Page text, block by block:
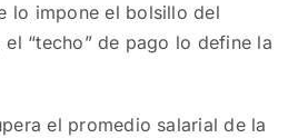
lo impone el bolsillo del
“techo” de pago lo define la
el promedio salarial de la